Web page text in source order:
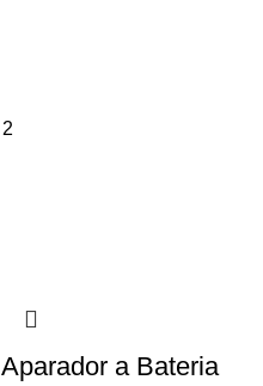
Aparador a Bateria